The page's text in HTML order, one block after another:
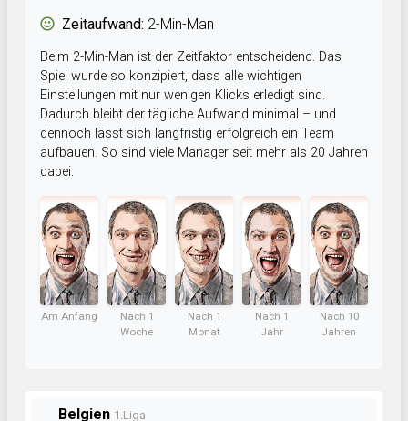
Zeitaufwand: 2-Min-Man
Beim 2-Min-Man ist der Zeitfaktor entscheidend. Das
Spiel wurde so konzipiert, dass alle wichtigen
Einstellungen mit nur wenigen Klicks erledigt sind.
Dadurch bleibt der tägliche Aufwand minimal – und
dennoch lässt sich langfristig erfolgreich ein Team
aufbauen. So sind viele Manager seit mehr als 20 Jahren
dabei.
Am Anfang
Nach 1
Woche
Nach 1
Monat
Nach 1
Jahr
Nach 10
Jahren
Belgien 1.Liga